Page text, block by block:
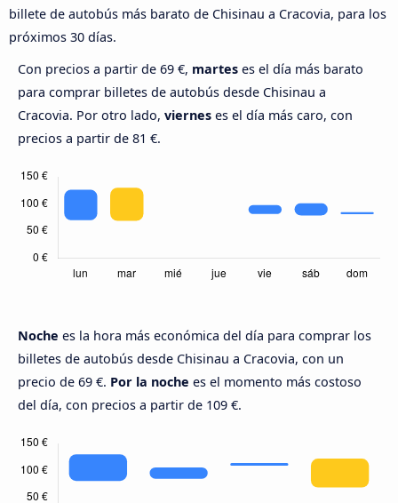
billete de autobús más barato de Chisinau a Cracovia, para los
próximos 30 días.
Con precios a partir de 69 €, martes es el día más barato
para comprar billetes de autobús desde Chisinau a
Cracovia. Por otro lado, viernes es el día más caro, con
precios a partir de 81 €.
Noche es la hora más económica del día para comprar los
billetes de autobús desde Chisinau a Cracovia, con un
precio de 69 €. Por la noche es el momento más costoso
del día, con precios a partir de 109 €.